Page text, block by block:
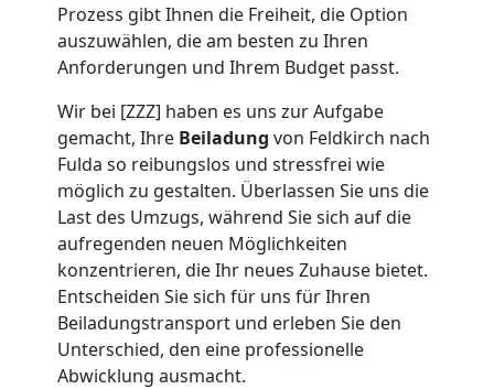
Prozess gibt Ihnen die Freiheit, die Option
auszuwählen, die am besten zu Ihren
Anforderungen und Ihrem Budget passt.
Wir bei [ZZZ] haben es uns zur Aufgabe
gemacht, Ihre Beiladung von Feldkirch nach
Fulda so reibungslos und stressfrei wie
möglich zu gestalten. Überlassen Sie uns die
Last des Umzugs, während Sie sich auf die
aufregenden neuen Möglichkeiten
konzentrieren, die Ihr neues Zuhause bietet.
Entscheiden Sie sich für uns für Ihren
Beiladungstransport und erleben Sie den
Unterschied, den eine professionelle
Abwicklung ausmacht.
Umzug
Feldkirch
Umzug
Mann